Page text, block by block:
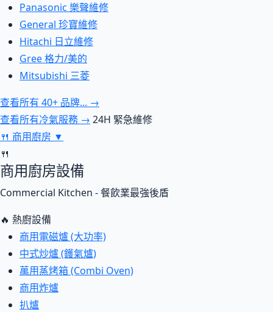
Panasonic 樂聲維修
General 珍寶維修
Hitachi 日立維修
Gree 格力/美的
Mitsubishi 三菱
查看所有 40+ 品牌... →
查看所有冷氣服務 → 24H 緊急維修
🍴 商用廚房 ▼
🍴
商用廚房設備
Commercial Kitchen - 餐飲業最強後盾
🔥 熱廚設備
商用電磁爐 (大功率)
中式炒爐 (鑊氣爐)
萬用蒸烤箱 (Combi Oven)
商用炸爐
扒爐